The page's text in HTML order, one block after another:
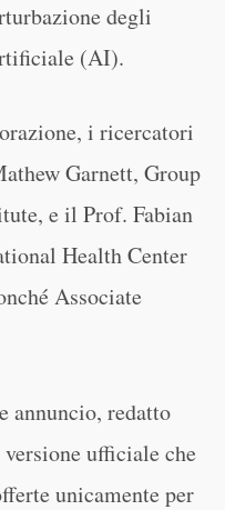
degli
(AI).
i ricercatori
Garnett, Group
e il Prof. Fabian
Health Center
Associate
annuncio, redatto
ufficiale che
unicamente per